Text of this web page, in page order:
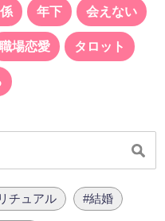
年下 会えない
職場恋愛 タロット
チュアル #結婚